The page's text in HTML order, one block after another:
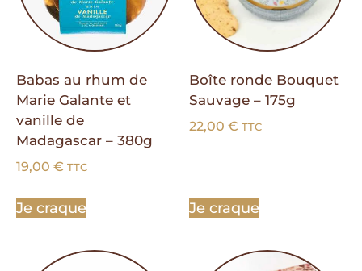
Babas au rhum de
Marie Galante et
vanille de
Madagascar – 380g
19,00 € TTC
Je craque
Boîte ronde Bouquet
Sauvage – 175g
22,00 € TTC
Je craque